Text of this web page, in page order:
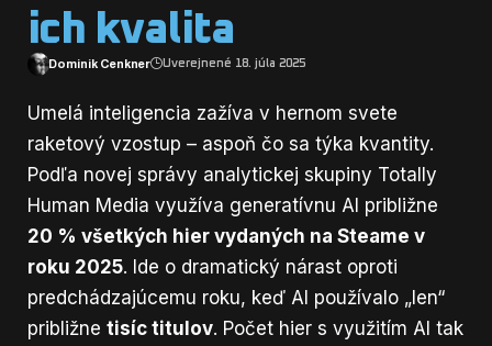
ich kvalita
Dominik Cenkner Uverejnené 18. júla 2025
Umelá inteligencia zažíva v hernom svete
raketový vzostup – aspoň čo sa týka kvantity.
Podľa novej správy analytickej skupiny Totally
Human Media využíva generatívnu AI približne
20 % všetkých hier vydaných na Steame v
roku 2025. Ide o dramatický nárast oproti
predchádzajúcemu roku, keď AI používalo „len“
približne tisíc titulov. Počet hier s využitím AI tak